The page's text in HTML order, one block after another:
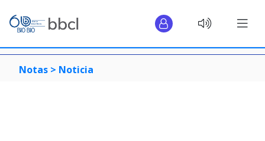
Notas > Noticia